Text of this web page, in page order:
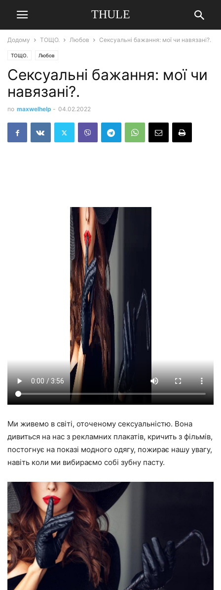
THULE
Додому ТОЩО. Любов Сексуальні бажання: мої чи навязані?.
ТОЩО. Любов
Сексуальні бажання: мої чи
навязані?.
по maxwelhelp - 04.02.2022
Ми живемо в світі, оточеному сексуальністю. Вона
дивиться на нас з рекламних плакатів, кричить з фільмів,
постогнує на показі модного одягу, пожирає нашу увагу,
навіть коли ми вибираємо собі зубну пасту.